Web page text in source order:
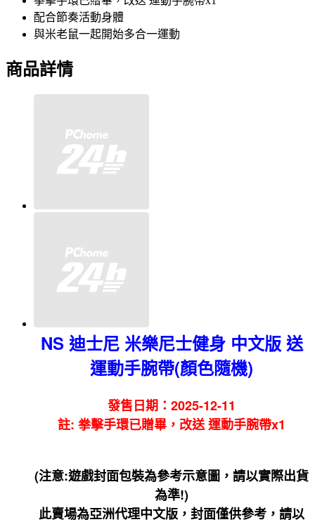
配合節奏活動身體
與米老鼠一起開始多合一運動
商品詳情
NS 迪士尼 米樂尼士健身 中文版 送
運動手腕帶(顏色隨機)
發售日期：2025-12-11
註: 拳擊手環已贈畢，改送 運動手腕帶x1
(注意:遊戲封面包裝為參考示意圖，請以實際出貨
為準!)
此賣場為亞洲代理中文版，封面僅供參考，請以